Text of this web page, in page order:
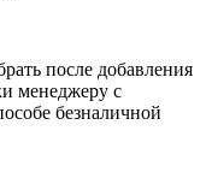
после добавления
менеджеру c
безналичной